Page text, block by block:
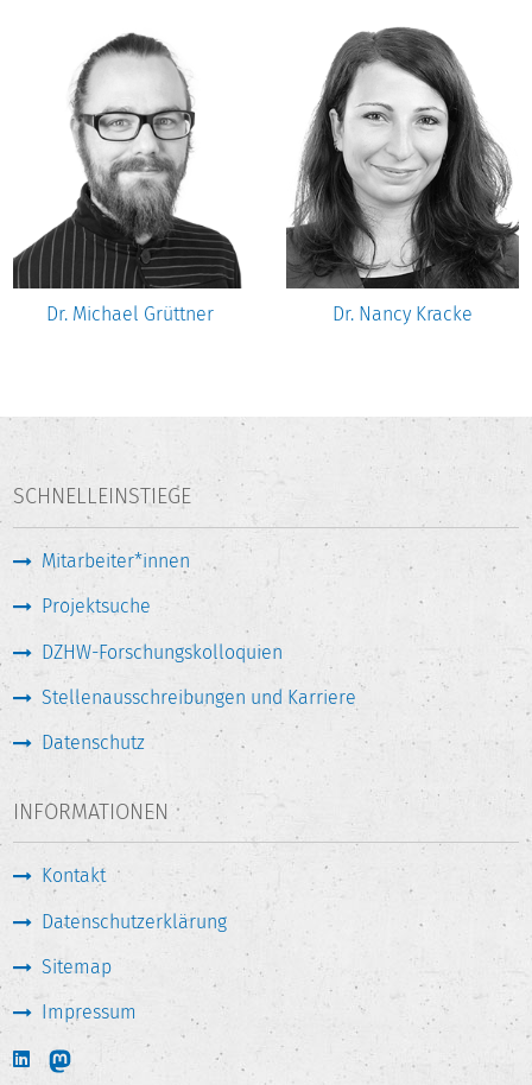
Dr. Michael Grüttner Dr. Nancy Kracke
SCHNELLEINSTIEGE
Mitarbeiter*innen
Projektsuche
DZHW-Forschungskolloquien
Stellenausschreibungen und Karriere
Datenschutz
INFORMATIONEN
Kontakt
Datenschutzerklärung
Sitemap
Impressum